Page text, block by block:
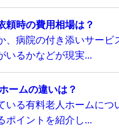
頼時の費用相場は？
病院の付き添いサー
いるかなどが現実...
ームの違いは？
る有料老人ホームに
ポイントを紹介し...